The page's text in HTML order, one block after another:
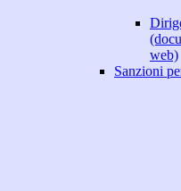
web)
Sanzioni